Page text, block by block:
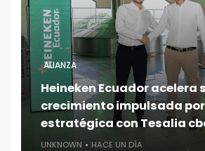
ALIANZA
Heineken Ecuador acelera
crecimiento impulsada
estratégica con Tesalia
UNKNOWN HACE UN DÍA